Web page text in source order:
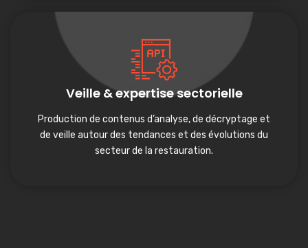
Veille & expertise sectorielle
Production de contenus d’analyse, de décryptage et
de veille autour des tendances et des évolutions du
secteur de la restauration.